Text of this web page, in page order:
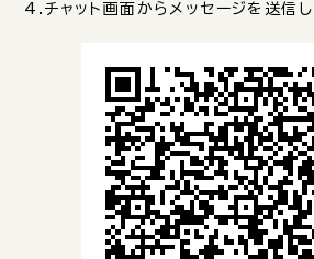
4.チャット画面からメッセージを送信し